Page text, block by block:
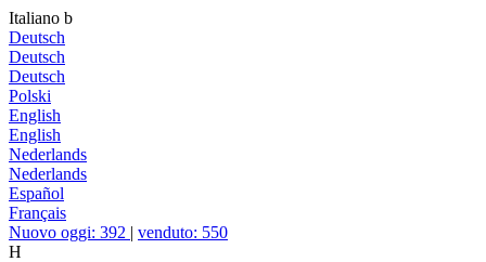
Italiano b
Deutsch
Deutsch
Deutsch
Polski
English
English
Nederlands
Nederlands
Español
Français
Nuovo oggi: 392 | venduto: 550
H